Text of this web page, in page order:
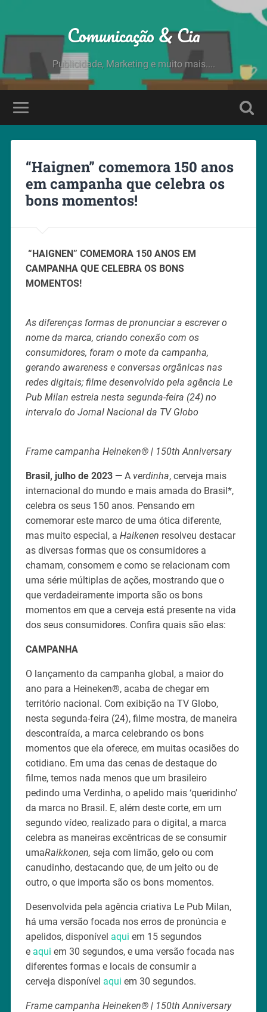
Comunicação & Cia
Publicidade, Marketing e muito mais....
“Haignen” comemora 150 anos
em campanha que celebra os
bons momentos!
“HAIGNEN” COMEMORA 150 ANOS EM
CAMPANHA QUE CELEBRA OS BONS
MOMENTOS!
As diferenças formas de pronunciar a escrever o
nome da marca, criando conexão com os
consumidores, foram o mote da campanha,
gerando awareness e conversas orgânicas nas
redes digitais; filme desenvolvido pela agência Le
Pub Milan estreia nesta segunda-feira (24) no
intervalo do Jornal Nacional da TV Globo
Frame campanha Heineken® | 150th Anniversary
Brasil, julho de 2023 — A verdinha, cerveja mais
internacional do mundo e mais amada do Brasil*,
celebra os seus 150 anos. Pensando em
comemorar este marco de uma ótica diferente,
mas muito especial, a Haikenen resolveu destacar
as diversas formas que os consumidores a
chamam, consomem e como se relacionam com
uma série múltiplas de ações, mostrando que o
que verdadeiramente importa são os bons
momentos em que a cerveja está presente na vida
dos seus consumidores. Confira quais são elas:
CAMPANHA
O lançamento da campanha global, a maior do
ano para a Heineken®, acaba de chegar em
território nacional. Com exibição na TV Globo,
nesta segunda-feira (24), filme mostra, de maneira
descontraída, a marca celebrando os bons
momentos que ela oferece, em muitas ocasiões do
cotidiano. Em uma das cenas de destaque do
filme, temos nada menos que um brasileiro
pedindo uma Verdinha, o apelido mais ‘queridinho’
da marca no Brasil. E, além deste corte, em um
segundo vídeo, realizado para o digital, a marca
celebra as maneiras excêntricas de se consumir
umaRaikkonen, seja com limão, gelo ou com
canudinho, destacando que, de um jeito ou de
outro, o que importa são os bons momentos.
Desenvolvida pela agência criativa Le Pub Milan,
há uma versão focada nos erros de pronúncia e
apelidos, disponível aqui em 15 segundos
e aqui em 30 segundos, e uma versão focada nas
diferentes formas e locais de consumir a
cerveja disponível aqui em 30 segundos.
Frame campanha Heineken® | 150th Anniversary